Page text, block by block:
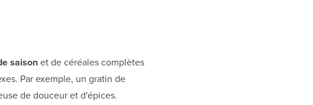
saison et de céréales complètes
Par exemple, un gratin de
de douceur et d'épices.